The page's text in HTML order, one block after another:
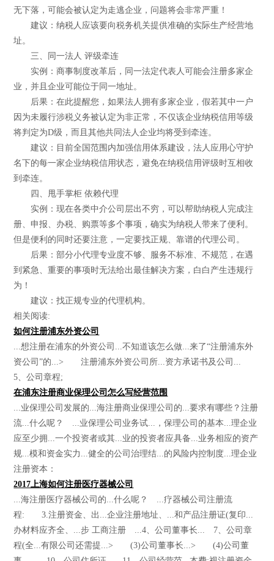
无下落，可能会被认定为走逃企业，问题将会非常严重！
建议：纳税人应该要向税务机关提供准确的实际生产经营地
址。
三、同一法人 评级牵连
实例：商事制度改革后，同一法定代表人可能会注册多家企
业，并且企业可能位于同一地址。
后果：在此提醒您，如果法人拥有多家企业，假若其中一户
因为未履行涉税义务被认定为非正常，不仅该企业纳税信用等级
将判定为D级，而且其他共同法人企业均将受到牵连。
建议：目前全国范围内加强信用体系建设，法人应用心守护
名下的每一家企业纳税信用状态，避免在纳税信用评级时互相收
到牵连。
四、甩手掌柜 依赖代理
实例：现在各类中介公司层出不穷，可以帮助纳税人完成注
册、申报、办税、购票等多个事项，确实为纳税人带来了便利。
但是便利的同时还要注意，一定要找正规、靠谱的代理公司。
后果：部分小代理专业度不够、服务不标准、不规范，在遇
到紧急、重要的事项时无法给出最佳解决方案，白白产生违规行
为！
建议：找正规专业的代理机构。
相关阅读:
如何注册浦东外资公司
...想注册在浦东的外资公司...不知道该怎么做...来了“注册浦东外
资公司”的...> 注册浦东外资公司所...资方承诺书及公司...
5、公司章程;
在浦东注册商业保理公司怎么写经营范围
...业保理公司发展的...海注册商业保理公司的...要求有哪些？注册
流...什么呢？ ...业保理公司业务试...，保理公司的基本...理企业
应至少拥...一个投资者或其...业的投资者应具备...业务相应的资产
规...模和资金实力...健全的公司治理结...的风险内控制度...理企业
注册资本：
2017上海如何注册医疗器械公司
...海注册医疗器械公司的...什么呢？ ...疗器械公司注册流
程: 3.注册资金、出...企业注册地址、...和产品注册证(复印...
办材料应齐全、...步 工商注册 ...4、公司董事长... 7、公司章
程(全...有限公司还需提...> (3)公司董事长...> (4)公司董